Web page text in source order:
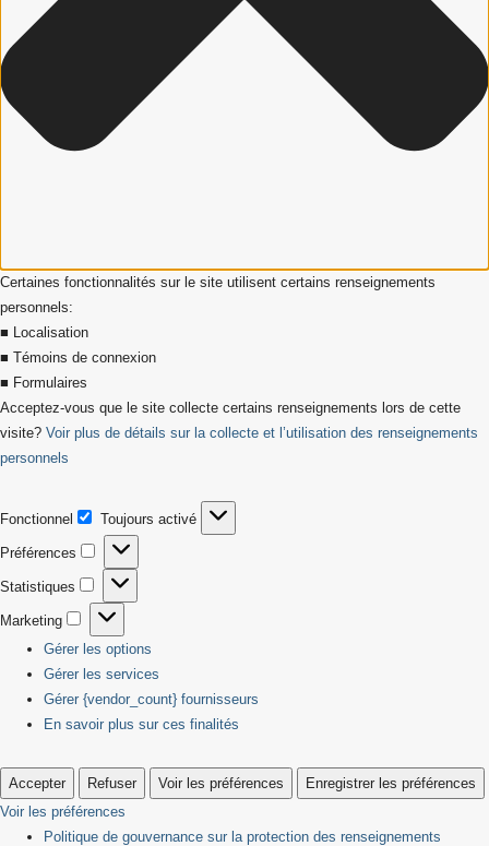
Certaines fonctionnalités sur le site utilisent certains renseignements
personnels:
■ Localisation
■ Témoins de connexion
■ Formulaires
Acceptez-vous que le site collecte certains renseignements lors de cette
visite? Voir plus de détails sur la collecte et l’utilisation des renseignements
personnels
Fonctionnel
Fonctionnel
Toujours activé
Préférences
Préférences
Statistiques
Statistiques
Marketing
Marketing
Gérer les options
Gérer les services
Gérer {vendor_count} fournisseurs
En savoir plus sur ces finalités
Accepter Refuser Voir les préférences
Enregistrer les préférences
Voir les préférences
Politique de gouvernance sur la protection des renseignements